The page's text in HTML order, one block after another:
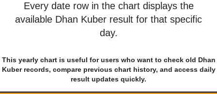
Every date row in the chart displays the
available Dhan Kuber result for that specific
day.
This yearly chart is useful for users who want to check old Dhan
Kuber records, compare previous chart history, and access daily
result updates quickly.